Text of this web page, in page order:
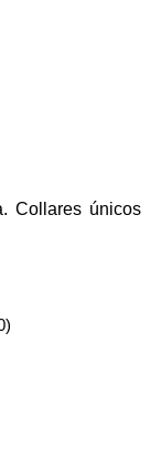
Collares únicos